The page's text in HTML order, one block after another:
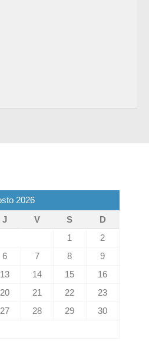
2026
J V S
D
1
2
6 7 8
9
13 14 15
16
20 21 22
23
27 28 29
30